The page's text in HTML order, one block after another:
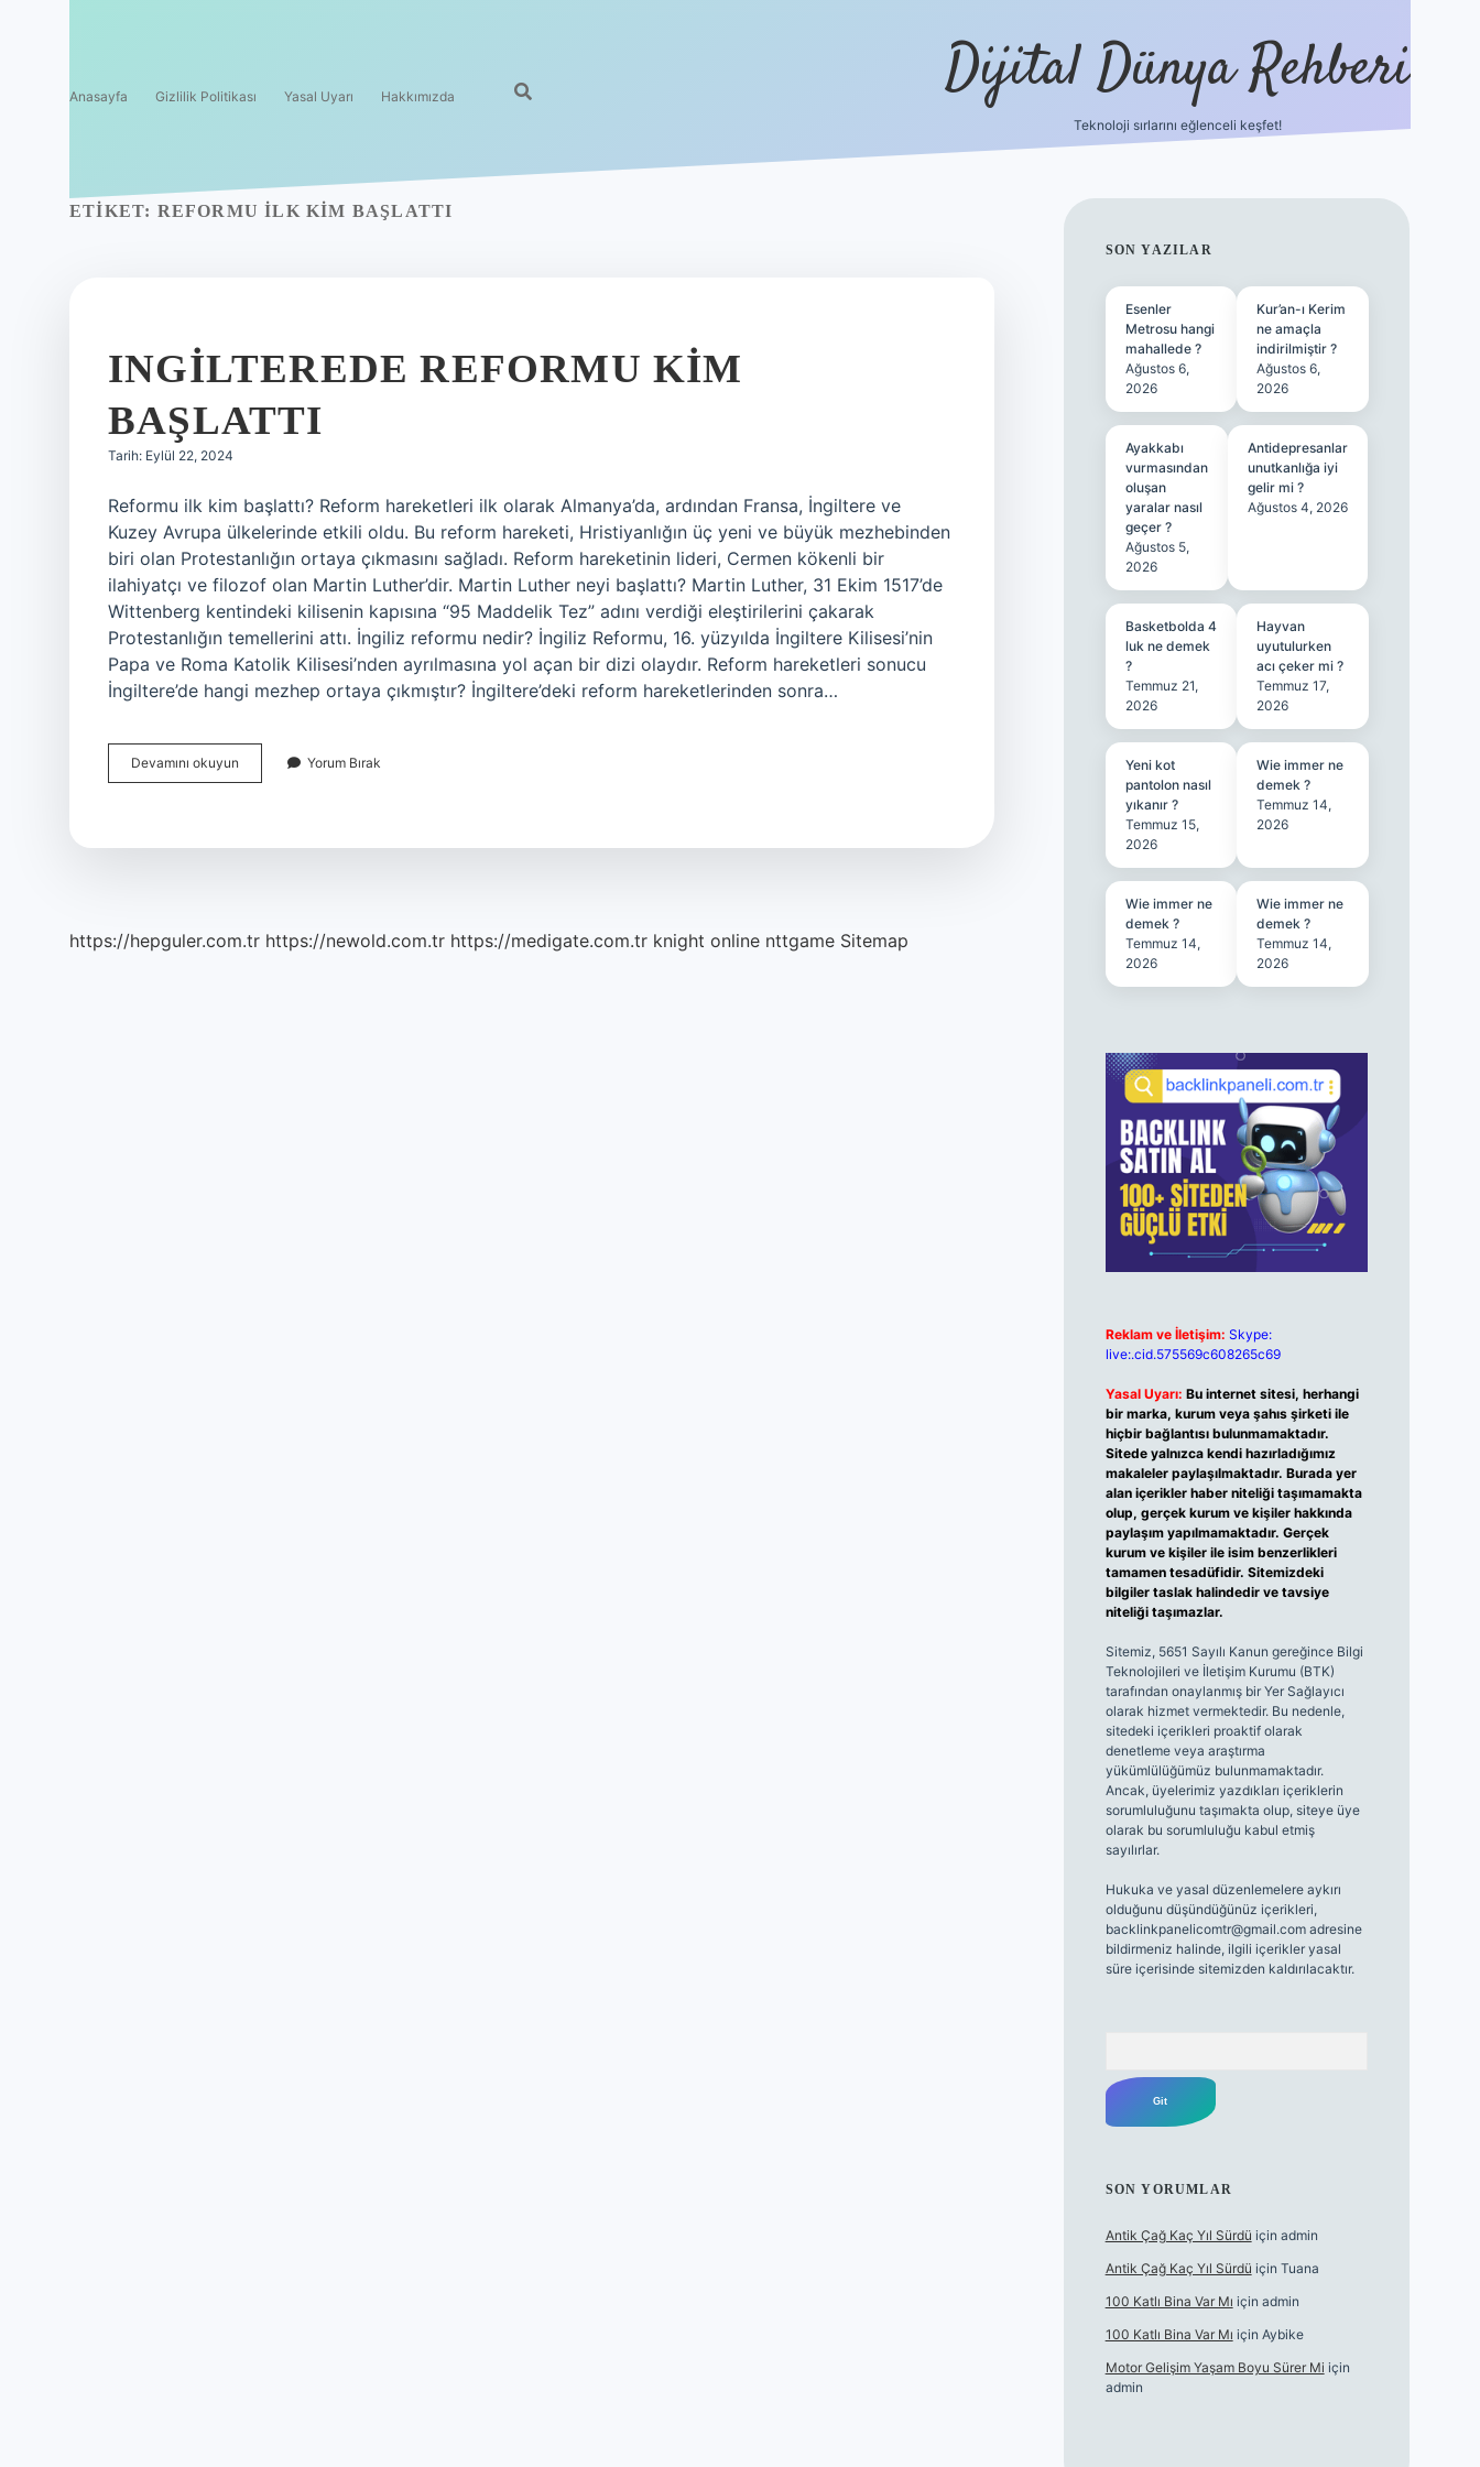
Anasayfa Gizlilik Politikası Yasal Uyarı Hakkımızda Dijital Dünya Rehberi
Teknoloji sırlarını eğlenceli keşfet!
ETIKET: REFORMU ILK KIM BAŞLATTI
INGILTEREDE REFORMU KIM
BAŞLATTI
Tarih: Eylül 22, 2024
Reformu ilk kim başlattı? Reform hareketleri ilk olarak Almanya’da, ardından Fransa, İngiltere ve
Kuzey Avrupa ülkelerinde etkili oldu. Bu reform hareketi, Hristiyanlığın üç yeni ve büyük mezhebinden
biri olan Protestanlığın ortaya çıkmasını sağladı. Reform hareketinin lideri, Cermen kökenli bir
ilahiyatçı ve filozof olan Martin Luther’dir. Martin Luther neyi başlattı? Martin Luther, 31 Ekim 1517’de
Wittenberg kentindeki kilisenin kapısına “95 Maddelik Tez” adını verdiği eleştirilerini çakarak
Protestanlığın temellerini attı. İngiliz reformu nedir? İngiliz Reformu, 16. yüzyılda İngiltere Kilisesi’nin
Papa ve Roma Katolik Kilisesi’nden ayrılmasına yol açan bir dizi olaydır. Reform hareketleri sonucu
İngiltere’de hangi mezhep ortaya çıkmıştır? İngiltere’deki reform hareketlerinden sonra…
Devamını okuyun Ingilterede
Reformu
Yorum Bırak
https://hepguler.com.tr https://newold.com.tr https://medigate.com.tr knight online nttgame Sitemap
SIDEBAR
SON YAZILAR
Esenler
Metrosu hangi
mahallede ?
Ağustos 6,
2026
Kur’an-ı Kerim
ne amaçla
indirilmiştir ?
Ağustos 6,
2026
Ayakkabı
vurmasından
oluşan
yaralar nasıl
geçer ?
Ağustos 5,
2026
Antidepresanlar
unutkanlığa iyi
gelir mi ?
Ağustos 4, 2026
Basketbolda 4
luk ne demek
?
Temmuz 21,
2026
Hayvan
uyutulurken
acı çeker mi ?
Temmuz 17,
2026
Yeni kot
pantolon nasıl
yıkanır ?
Temmuz 15,
2026
Wie immer ne
demek ?
Temmuz 14,
2026
Wie immer ne
demek ?
Temmuz 14,
2026
Wie immer ne
demek ?
Temmuz 14,
2026
Reklam ve İletişim: Skype:
live:.cid.575569c608265c69
Yasal Uyarı: Bu internet sitesi, herhangi
bir marka, kurum veya şahıs şirketi ile
hiçbir bağlantısı bulunmamaktadır.
Sitede yalnızca kendi hazırladığımız
makaleler paylaşılmaktadır. Burada yer
alan içerikler haber niteliği taşımamakta
olup, gerçek kurum ve kişiler hakkında
paylaşım yapılmamaktadır. Gerçek
kurum ve kişiler ile isim benzerlikleri
tamamen tesadüfidir. Sitemizdeki
bilgiler taslak halindedir ve tavsiye
niteliği taşımazlar.
Sitemiz, 5651 Sayılı Kanun gereğince Bilgi
Teknolojileri ve İletişim Kurumu (BTK)
tarafından onaylanmış bir Yer Sağlayıcı
olarak hizmet vermektedir. Bu nedenle,
sitedeki içerikleri proaktif olarak
denetleme veya araştırma
yükümlülüğümüz bulunmamaktadır.
Ancak, üyelerimiz yazdıkları içeriklerin
sorumluluğunu taşımakta olup, siteye üye
olarak bu sorumluluğu kabul etmiş
sayılırlar.
Hukuka ve yasal düzenlemelere aykırı
olduğunu düşündüğünüz içerikleri,
backlinkpanelicomtr@gmail.comadresine
bildirmeniz halinde, ilgili içerikler yasal
süre içerisinde sitemizden kaldırılacaktır.
SON YORUMLAR
Antik Çağ Kaç Yıl Sürdü için admin
Antik Çağ Kaç Yıl Sürdü için Tuana
100 Katlı Bina Var Mı için admin
100 Katlı Bina Var Mı için Aybike
Motor Gelişim Yaşam Boyu Sürer Mi için
admin
tulipbet